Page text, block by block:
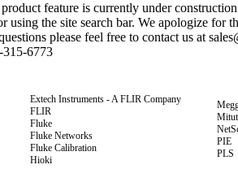
feature is currently under
using the site search bar. We apologize for
please feel free to contact us at
6773
Extech Instruments - A FLIR Company
FLIR
Fluke
Fluke Networks
Fluke Calibration
Hioki
PIE
PLS